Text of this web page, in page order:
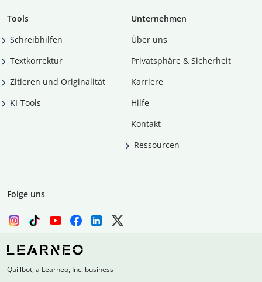
Tools
Schreibhilfen
Textkorrektur
Zitieren und Originalität
KI-Tools
Unternehmen
Über uns
Privatsphäre & Sicherheit
Karriere
Hilfe
Kontakt
Ressourcen
Folge uns
Quillbot, a Learneo, Inc. business